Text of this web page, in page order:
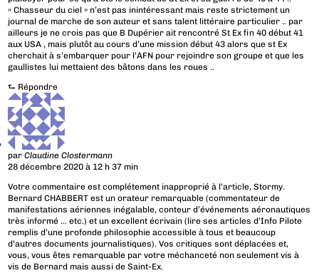
« Chasseur du ciel » n’est pas inintéressant mais reste strictement un
journal de marche de son auteur et sans talent littéraire particulier .. par
ailleurs je ne crois pas que B Dupérier ait rencontré St Ex fin 40 début 41
aux USA , mais plutôt au cours d’une mission début 43 alors que st Ex
cherchait à s’embarquer pour l’AFN pour rejoindre son groupe et que les
gaullistes lui mettaient des bâtons dans les roues ..
⮑ Répondre
parClaudine Clostermann
28 décembre 2020 à 12 h 37 min
Votre commentaire est complétement inapproprié à l’article, Stormy.
Bernard CHABBERT est un orateur remarquable (commentateur de
manifestations aériennes inégalable, conteur d’événements aéronautiques
très informé … etc.) et un excellent écrivain (lire ses articles d’Info Pilote
remplis d’une profonde philosophie accessible à tous et beaucoup
d’autres documents journalistiques). Vos critiques sont déplacées et,
vous, vous êtes remarquable par votre méchanceté non seulement vis à
vis de Bernard mais aussi de Saint-Ex.